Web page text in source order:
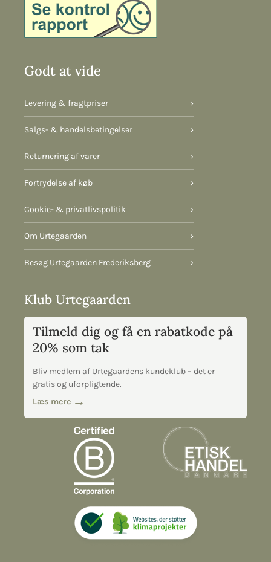
Godt at vide
Levering & fragtpriser ›
Salgs- & handelsbetingelser ›
Returnering af varer ›
Fortrydelse af køb ›
Cookie- & privatlivspolitik ›
Om Urtegaarden ›
Besøg Urtegaarden Frederiksberg ›
Klub Urtegaarden
Tilmeld dig og få en rabatkode på
20% som tak
Bliv medlem af Urtegaardens kundeklub – det er
gratis og uforpligtende.
Læs mere